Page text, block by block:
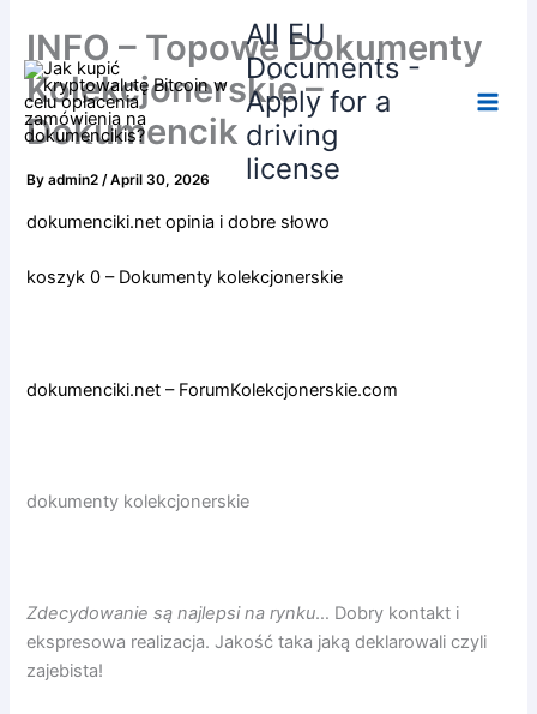
content
All EU
Documents -
Apply for a
driving
license
INFO – Topowe Dokumenty
Kolekcjonerskie –
Dokumencik
Byadmin2/April 30, 2026
dokumenciki.net opinia i dobre słowo
koszyk 0 – Dokumenty kolekcjonerskie
dokumenciki.net – ForumKolekcjonerskie.com
dokumenty kolekcjonerskie
Zdecydowanie są najlepsi na rynku… Dobry kontakt i
ekspresowa realizacja. Jakość taka jaką deklarowali czyli
zajebista!